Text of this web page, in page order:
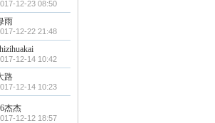
12-23 08:50
雨
12-22 21:48
12-14 10:42
路
12-14 10:23
杰杰
12-12 18:57